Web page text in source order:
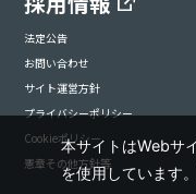
法定公告
お問い合わせ
サイト運営方針
プライバシーポリシー
Cookieポリシー
憲章その他方針等
本サイトはWebサ
を使用しています